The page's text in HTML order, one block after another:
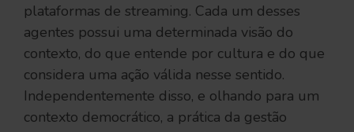
plataformas de streaming. Cada um desses
agentes possui uma determinada visão do
contexto, do que entende por cultura e do que
considera uma ação válida nesse sentido.
Independentemente disso, e olhando para um
contexto democrático, a prática da gestão